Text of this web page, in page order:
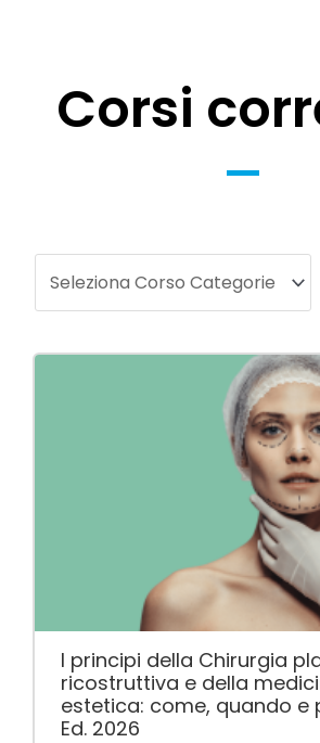
Corsi
I principi della Chirurgia
ricostruttiva e della
estetica: come, quando e
Ed. 2026